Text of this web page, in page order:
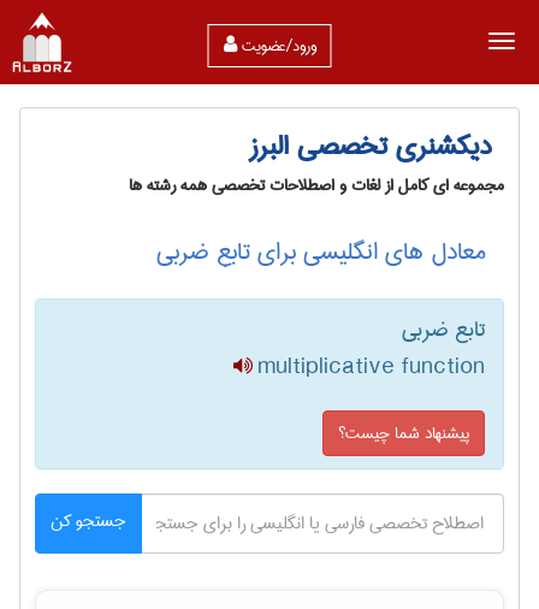
ورود/عضویت
دیکشنری تخصصی البرز
مجموعه ای کامل از لغات و اصطلاحات تخصصی همه رشته ها
معادل های انگلیسی برای تابع ضربی
تابع ضربی
multiplicative function
پیشنهاد شما چیست؟
جستجو کن